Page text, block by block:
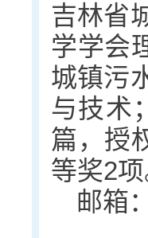
吉林省
学学会
城镇污
与技术
篇，授
等奖2项
邮箱